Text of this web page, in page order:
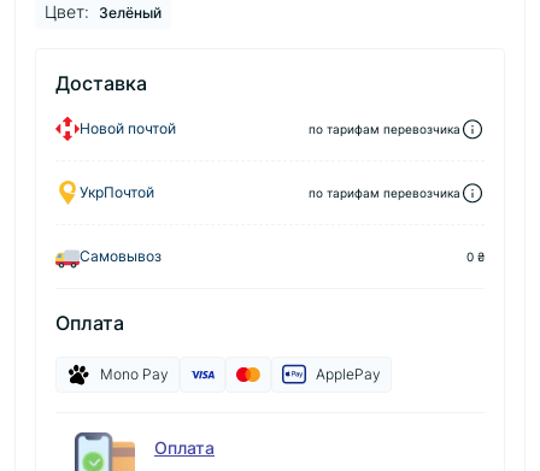
Цвет: Зелёный
Доставка
Новой почтой по тарифам перевозчика
УкрПочтой по тарифам перевозчика
Самовывоз 0 ₴
Оплата
Mono Pay ApplePay
Оплата